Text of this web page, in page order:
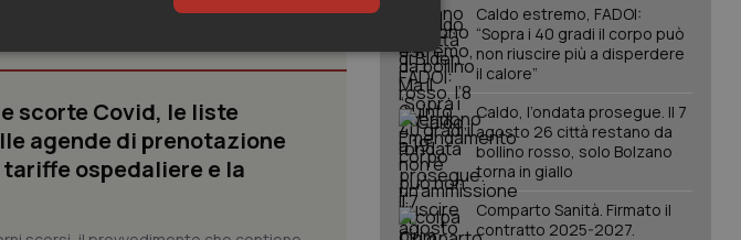
scorte Covid, le liste
agende di prenotazione
tariffe ospedaliere e la
Caldo estremo, FADOI:
“Sopra i 40 gradi il corpo può
non riuscire più a disperdere
il calore”
Caldo, l’ondata prosegue. Il 7
agosto 26 città restano da
bollino rosso, solo Bolzano
torna in giallo
Comparto Sanità. Firmato il
contratto 2025-2027.
Marketing